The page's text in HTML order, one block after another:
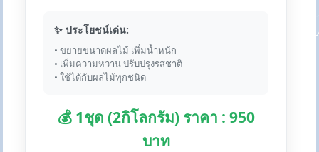
✨ ประโยชน์เด่น:
• ขยายขนาดผลไม้ เพิ่มน้ำหนัก
• เพิ่มความหวาน ปรับปรุงรสชาติ
• ใช้ได้กับผลไม้ทุกชนิด
💰 1ชุด (2กิโลกรัม) ราคา : 950
บาท